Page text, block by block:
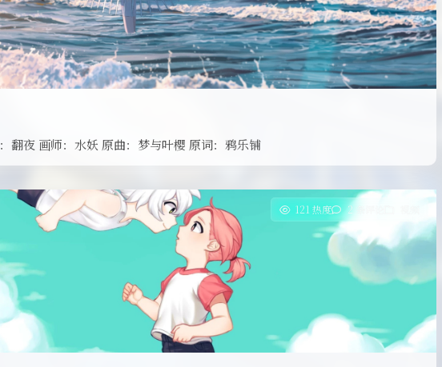
翻夜 画师：水妖 原曲：梦与叶樱 原词：鸦乐铺
121 热度 2 条评论